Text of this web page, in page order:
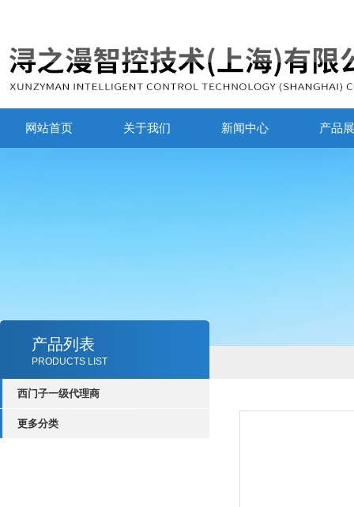
网站首页 关于我们 新闻中心 产品
产品列表
PRODUCTS LIST
西门子一级代理商
更多分类